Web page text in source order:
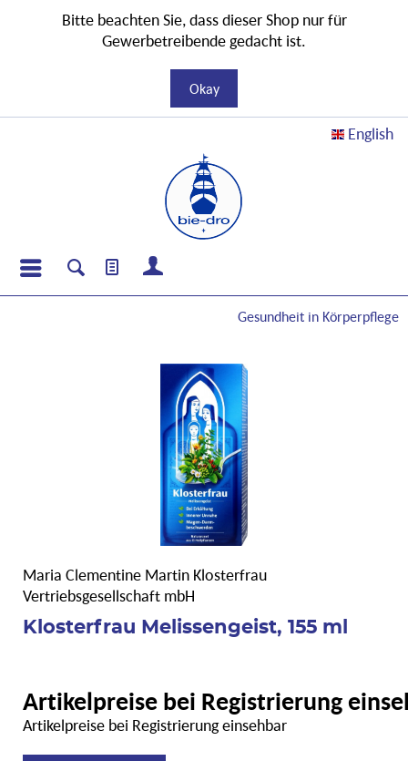
English
Gesundheit in Körperpflege
Maria Clementine Martin Klosterfrau
Vertriebsgesellschaft mbH
Klosterfrau Melissengeist, 155 ml
Artikelpreise bei Registrierung
Artikelpreise bei Registrierung einsehbar
Bitte beachten Sie, dass dieser Shop nur für
Gewerbetreibende gedacht ist.
Okay